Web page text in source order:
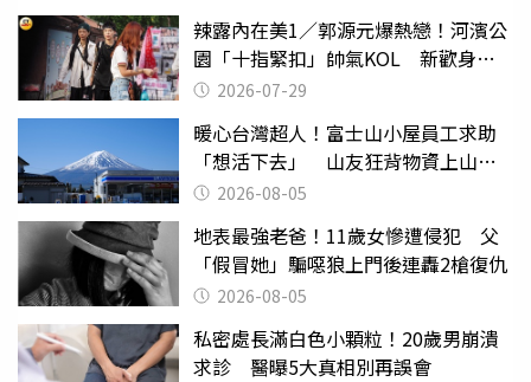
辣露內在美1／郭源元爆熱戀！河濱公
園「十指緊扣」帥氣KOL 新歡身份
曝光2026-07-29
暖心台灣超人！富士山小屋員工求助
「想活下去」 山友狂背物資上山：
台灣真的是寶島
2026-08-05
地表最強老爸！11歲女慘遭侵犯 父
「假冒她」騙噁狼上門後連轟2槍復仇
2026-08-05
私密處長滿白色小顆粒！20歲男崩潰
求診 醫曝5大真相別再誤會